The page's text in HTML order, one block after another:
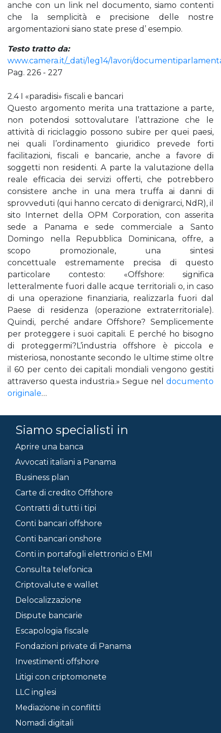
anche con un link nel documento, siamo contenti
che la semplicità e precisione delle nostre
argomentazioni siano state prese d’ esempio.
Testo tratto da:
www.camera.it/_dati/leg14/lavori/
Pag. 226 - 227
2.4 I «paradisi» fiscali e bancari
Questo argomento merita una trattazione a parte,
non potendosi sottovalutare l’attrazione che le
attività di riciclaggio possono subire per quei paesi,
nei quali l’ordinamento giuridico prevede forti
facilitazioni, fiscali e bancarie, anche a favore di
soggetti non residenti. A parte la valutazione della
reale efficacia dei servizi offerti, che potrebbero
consistere anche in una mera truffa ai danni di
sprovveduti (qui hanno cercato di denigrarci, NdR), il
sito Internet della OPM Corporation, con asserita
sede a Panama e sede commerciale a Santo
Domingo nella Repubblica Dominicana, offre, a
scopo promozionale, una sintesi
concettuale estremamente precisa di questo
particolare contesto: «Offshore: significa
letteralmente fuori dalle acque territoriali o, in caso
di una operazione finanziaria, realizzarla fuori dal
Paese di residenza (operazione extraterritoriale).
Quindi, perché andare Offshore? Semplicemente
per proteggere i suoi capitali. E perché ho bisogno
di proteggermi?L’industria offshore è piccola e
misteriosa, nonostante secondo le ultime stime oltre
il 60 per cento dei capitali mondiali vengono gestiti
attraverso questa industria.» Segue nel documento
originale…
Siamo specialisti in
Aprire una banca
Avvocati italiani a Panama
Business plan
Carte di credito Offshore
Contratti di tutti i tipi
Conti bancari offshore
Conti bancari onshore
Conti in portafogli elettronici o EMI
Consulta telefonica
Criptovalute e wallet
Delocalizzazione
Dispute bancarie
Escapologia fiscale
Fondazioni private di Panama
Investimenti offshore
Litigi con criptomonete
LLC inglesi
Mediazione in conflitti
Nomadi digitali